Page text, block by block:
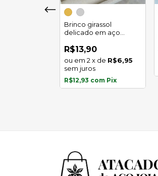
Brinco girassol
delicado em aço
R$13,90
2 x de R$6,95
sem juros
R$12,93 com Pix